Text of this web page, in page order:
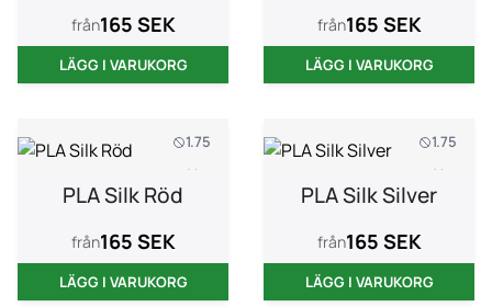
från165 SEK
LÄGG I VARUKORG
från165 SEK
LÄGG I VARUKORG
1.75
1 kg
PLA Silk Röd
från165 SEK
LÄGG I VARUKORG
1.75
1 kg
PLA Silk Silver
från165 SEK
LÄGG I VARUKORG